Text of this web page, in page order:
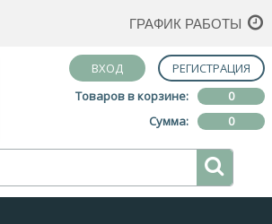
ГРАФИК РАБОТЫ
ВХОД
РЕГИСТРАЦИЯ
Товаров в корзине:
0
Сумма:
0